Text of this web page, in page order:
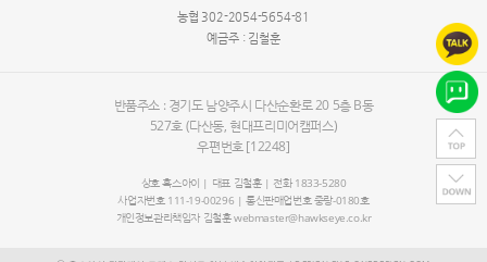
농협 302-2054-5654-81
예금주 : 김철훈
반품주소 : 경기도 남양주시 다산순환로 20 5층 B동
527호(다산동, 현대프리미어캠퍼스)
우편번호 [12248]
상호 혹스아이 | 대표 김철훈| 전화 1833-5280
사업자번호 111-19-00296 | 통신판매업번호 중랑-0180호
개인정보관리책임자 김철훈webmaster@hawkseye.co.kr